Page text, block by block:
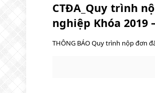
CTĐA_Quy trình
nghiệp Khóa 2019
THÔNG BÁO Quy trình nộp đơn